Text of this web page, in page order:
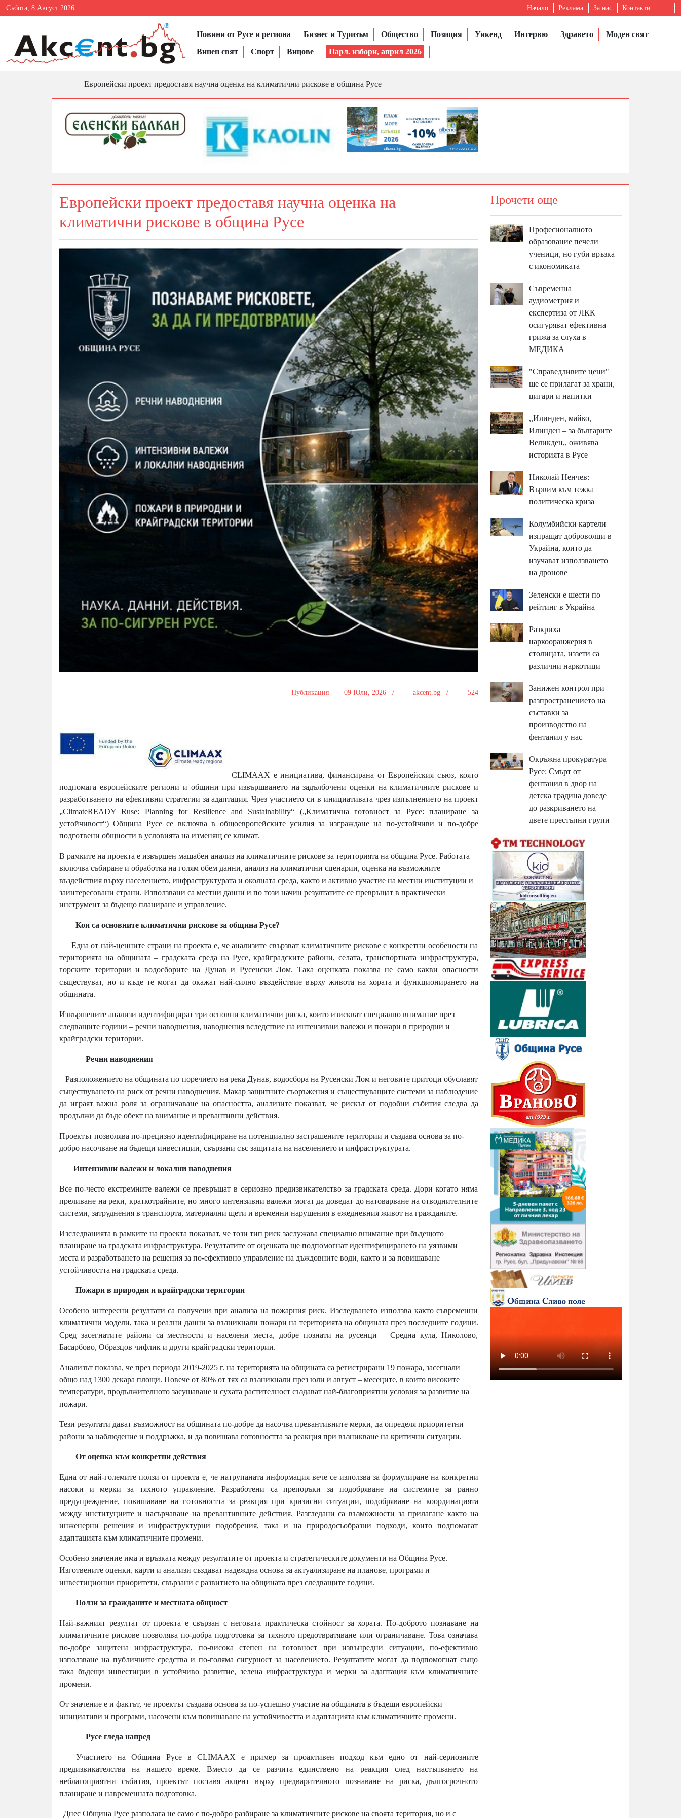
Събота, 8 Август 2026 Начало Реклама За нас Контакти
Новини от Русе и региона Бизнес и Туризъм Общество Позиция Уикенд Интервю Здравето
Моден свят
Винен свят
Спорт Вицове Парл. избори, април 2026
Европейски проект предоставя научна оценка на климатични рискове в община Русе
Европейски проект предоставя научна оценка на
климатични рискове в община Русе
Публикация 09 Юли, 2026 / akcent.bg / 524
CLIMAAX е инициатива, финансирана от Европейския съюз, която
подпомага европейските региони и общини при извършването на задълбочени оценки на климатичните рискове и
разработването на ефективни стратегии за адаптация. Чрез участието си в инициативата чрез изпълнението на проект
„ClimateREADY Ruse: Planning for Resilience and Sustainability“ („Климатична готовност за Русе: планиране за
устойчивост“) Община Русе се включва в общоевропейските усилия за изграждане на по-устойчиви и по-добре
подготвени общности в условията на изменящ се климат.
В рамките на проекта е извършен мащабен анализ на климатичните рискове за територията на община Русе. Работата
включва събиране и обработка на голям обем данни, анализ на климатични сценарии, оценка на възможните
въздействия върху населението, инфраструктурата и околната среда, както и активно участие на местни институции и
заинтересовани страни. Използвани са местни данни и по този начин резултатите се превръщат в практически
инструмент за бъдещо планиране и управление.
Кои са основните климатични рискове за община Русе?
Една от най-ценните страни на проекта е, че анализите свързват климатичните рискове с конкретни особености на
територията на общината – градската среда на Русе, крайградските райони, селата, транспортната инфраструктура,
горските територии и водосборите на Дунав и Русенски Лом. Така оценката показва не само какви опасности
съществуват, но и къде те могат да окажат най-силно въздействие върху живота на хората и функционирането на
общината.
Извършените анализи идентифицират три основни климатични риска, които изискват специално внимание през
следващите години – речни наводнения, наводнения вследствие на интензивни валежи и пожари в природни и
крайградски територии.
Речни наводнения
Разположението на общината по поречието на река Дунав, водосбора на Русенски Лом и неговите притоци обуславят
съществуването на риск от речни наводнения. Макар защитните съоръжения и съществуващите системи за наблюдение
да играят важна роля за ограничаване на опасността, анализите показват, че рискът от подобни събития следва да
продължи да бъде обект на внимание и превантивни действия.
Проектът позволява по-прецизно идентифициране на потенциално застрашените територии и създава основа за по-
добро насочване на бъдещи инвестиции, свързани със защитата на населението и инфраструктурата.
Интензивни валежи и локални наводнения
Все по-често екстремните валежи се превръщат в сериозно предизвикателство за градската среда. Дори когато няма
преливане на реки, краткотрайните, но много интензивни валежи могат да доведат до натоварване на отводнителните
системи, затруднения в транспорта, материални щети и временни нарушения в ежедневния живот на гражданите.
Изследванията в рамките на проекта показват, че този тип риск заслужава специално внимание при бъдещото
планиране на градската инфраструктура. Резултатите от оценката ще подпомогнат идентифицирането на уязвими
места и разработването на решения за по-ефективно управление на дъждовните води, както и за повишаване
устойчивостта на градската среда.
Пожари в природни и крайградски територии
Особено интересни резултати са получени при анализа на пожарния риск. Изследването използва както съвременни
климатични модели, така и реални данни за възникнали пожари на територията на общината през последните години.
Сред засегнатите райони са местности и населени места, добре познати на русенци – Средна кула, Николово,
Басарбово, Образцов чифлик и други крайградски територии.
Анализът показва, че през периода 2019-2025 г. на територията на общината са регистрирани 19 пожара, засегнали
общо над 1300 декара площи. Повече от 80% от тях са възникнали през юли и август – месеците, в които високите
температури, продължителното засушаване и сухата растителност създават най-благоприятни условия за развитие на
пожари.
Тези резултати дават възможност на общината по-добре да насочва превантивните мерки, да определя приоритетни
райони за наблюдение и поддръжка, и да повишава готовността за реакция при възникване на критични ситуации.
От оценка към конкретни действия
Една от най-големите ползи от проекта е, че натрупаната информация вече се използва за формулиране на конкретни
насоки и мерки за тяхното управление. Разработени са препоръки за подобряване на системите за ранно
предупреждение, повишаване на готовността за реакция при кризисни ситуации, подобряване на координацията
между институциите и насърчаване на превантивните действия. Разгледани са възможности за прилагане както на
инженерни решения и инфраструктурни подобрения, така и на природосъобразни подходи, които подпомагат
адаптацията към климатичните промени.
Особено значение има и връзката между резултатите от проекта и стратегическите документи на Община Русе.
Изготвените оценки, карти и анализи създават надеждна основа за актуализиране на планове, програми и
инвестиционни приоритети, свързани с развитието на общината през следващите години.
Ползи за гражданите и местната общност
Най-важният резултат от проекта е свързан с неговата практическа стойност за хората. По-доброто познаване на
климатичните рискове позволява по-добра подготовка за тяхното предотвратяване или ограничаване. Това означава
по-добре защитена инфраструктура, по-висока степен на готовност при извънредни ситуации, по-ефективно
използване на публичните средства и по-голяма сигурност за населението. Резултатите могат да подпомогнат също
така бъдещи инвестиции в устойчиво развитие, зелена инфраструктура и мерки за адаптация към климатичните
промени.
От значение е и фактът, че проектът създава основа за по-успешно участие на общината в бъдещи европейски
инициативи и програми, насочени към повишаване на устойчивостта и адаптацията към климатичните промени.
Русе гледа напред
Участието на Община Русе в CLIMAAX е пример за проактивен подход към едно от най-сериозните
предизвикателства на нашето време. Вместо да се разчита единствено на реакция след настъпването на
неблагоприятни събития, проектът поставя акцент върху предварителното познаване на риска, дългосрочното
планиране и навременната подготовка.
Днес Община Русе разполага не само с по-добро разбиране за климатичните рискове на своята територия, но и с
Прочети още
Професионалното
образование печели
ученици, но губи връзка
с икономиката
Съвременна
аудиометрия и
експертиза от ЛКК
осигуряват ефективна
грижа за слуха в
МЕДИКА
"Справедливите цени"
ще се прилагат за храни,
цигари и напитки
,,Илинден, майко,
Илинден – за българите
Великден,, оживява
историята в Русе
Николай Ненчев:
Вървим към тежка
политическа криза
Колумбийски картели
изпращат доброволци в
Украйна, които да
изучават използването
на дронове
Зеленски е шести по
рейтинг в Украйна
Разкриха
наркооранжерия в
столицата, иззети са
различни наркотици
Занижен контрол при
разпространението на
съставки за
производство на
фентанил у нас
Окръжна прокуратура –
Русе: Смърт от
фентанил в двор на
детска градина доведе
до разкриването на
двете престъпни групи